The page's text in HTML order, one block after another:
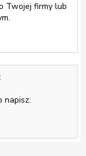
Twojej firmy lub
napisz: